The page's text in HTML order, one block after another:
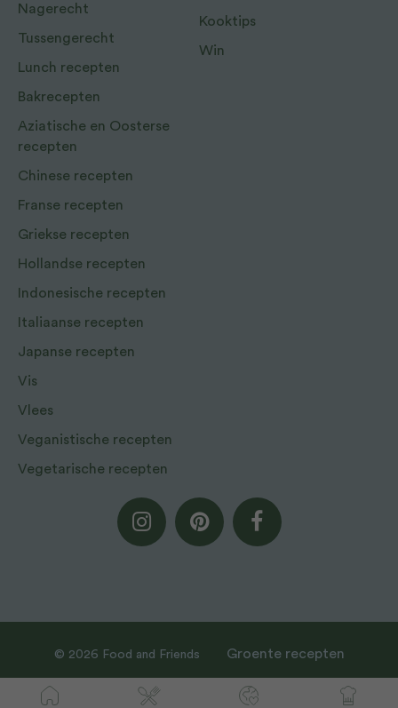
Nagerecht
Tussengerecht
Lunch recepten
Bakrecepten
Aziatische en Oosterse
recepten
Chinese recepten
Franse recepten
Griekse recepten
Hollandse recepten
Indonesische recepten
Italiaanse recepten
Japanse recepten
Vis
Vlees
Veganistische recepten
Vegetarische recepten
Kooktips
Win
© 2026 Food and Friends Groente recepten